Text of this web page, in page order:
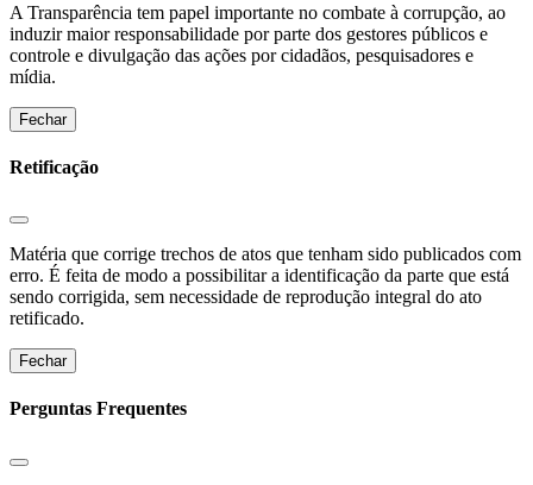
A Transparência tem papel importante no combate à corrupção, ao
induzir maior responsabilidade por parte dos gestores públicos e
controle e divulgação das ações por cidadãos, pesquisadores e
mídia.
Fechar
Retificação
Matéria que corrige trechos de atos que tenham sido publicados com
erro. É feita de modo a possibilitar a identificação da parte que está
sendo corrigida, sem necessidade de reprodução integral do ato
retificado.
Fechar
Perguntas Frequentes